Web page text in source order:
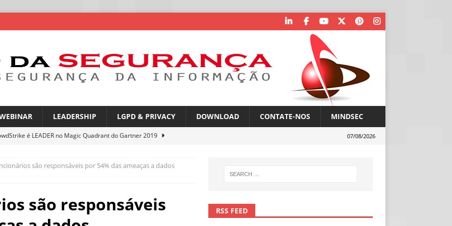
LEADERSHIP LGPD & PRIVACY DOWNLOAD CONTATE-NOS MINDSEC
é LEADER no Magic Quadrant do Gartner 2019
Latina é a segunda região mais exposta a ciberameaças
desafio de segurança e governança nas redes corporativas
07/08/2026
são responsáveis por 54% das ameaças a dados
são responsáveis
RSS FEED